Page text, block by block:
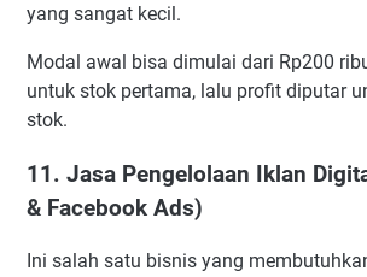
yang sangat kecil.
Modal awal bisa dimulai dari Rp200
untuk stok pertama, lalu profit diputar
stok.
11. Jasa Pengelolaan Iklan
& Facebook Ads)
Ini salah satu bisnis yang